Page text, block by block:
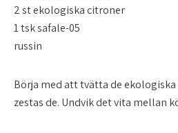
2 st ekologiska citroner
1 tsk safale-05
russin
Börja med att tvätta de
zestas de. Undvik det vita mellan